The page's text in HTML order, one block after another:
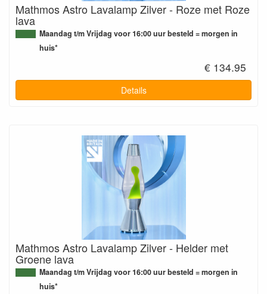
Mathmos Astro Lavalamp Zilver - Roze met Roze
lava
Maandag t/m Vrijdag voor 16:00 uur besteld = morgen in
huis*
€ 134.95
Details
Mathmos Astro Lavalamp Zilver - Helder met
Groene lava
Maandag t/m Vrijdag voor 16:00 uur besteld = morgen in
huis*